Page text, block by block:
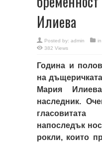
Илиева
Posted by: admin in
382 Views
Година и
на
Мария
наследник.
напоследък
рокли, които